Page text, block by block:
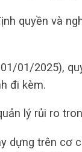
quyền và
01/2025),
đi kèm.
lý rủi ro
dựng trên cơ